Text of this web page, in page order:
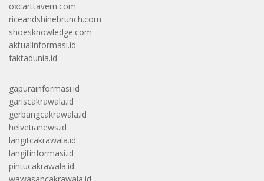
oxcarttavern.com
riceandshinebrunch.com
shoesknowledge.com
aktualinformasi.id
faktadunia.id
gapurainformasi.id
gariscakrawala.id
gerbangcakrawala.id
helvetianews.id
langitcakrawala.id
langitinformasi.id
pintucakrawala.id